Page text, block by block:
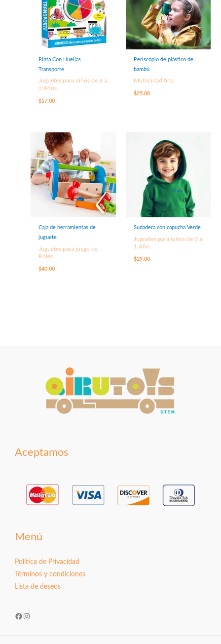
Pinta Con Huellas
Transporte
Juguetes para niños de 4 a
5 Años
$17.00
Periscopio de plástico de
bambú
Motricidad fina
$25.00
Caja de herramientas de
juguete
Juguetes para juego de
Roles
$40.00
Sudadera con capucha Verde
Juguetes para niños de 0 a
1 Año
$29.00
Aceptamos
Menú
Política de Privacidad
Términos y condiciones
Lista de deseos
Facebook
Instagram